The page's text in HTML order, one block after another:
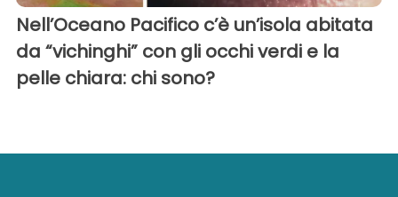
Nell’Oceano Pacifico c’è un’isola abitata
da “vichinghi” con gli occhi verdi e la
pelle chiara: chi sono?